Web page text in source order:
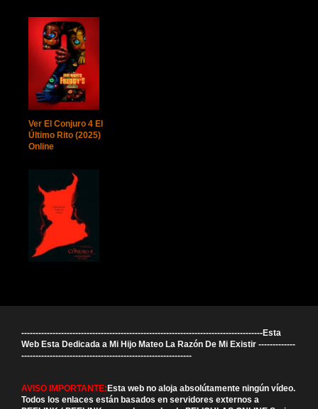
Ver El Conjuro 4 El
Último Rito (2025)
Online
-------------------------------------------------------------------------------------Esta
Web Esta Dedicada a Mi Hijo Mateo La Razón De Mi Existir -------------
------------------------------------------------------------
AVISO IMPORTANTE:Esta web no aloja absolútamente ningún vídeo.
Todos los enlaces están basados en servidores externos a